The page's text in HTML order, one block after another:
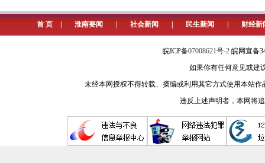
3月26日，一个“黑色星期六”。
急综合指挥部，灯光通明彻夜未熄
3月26日，重塑和改变了淮南
疫情已经来了，这是摆在我们面
显然，我们早已丢掉了幻想，也
残酷，但我们必须坚强面对。
首 页 淮南要闻 社会新闻 民生新闻 财经新
皖ICP备07008621号-2 皖网宣备
如果你有任何意见或建
未经本网授权不得转载、摘编或利用其它方式使用本站
违反上述声明者，本网将